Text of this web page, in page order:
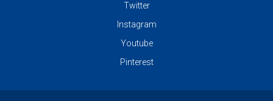
Twitter
Instagram
Youtube
Pinterest